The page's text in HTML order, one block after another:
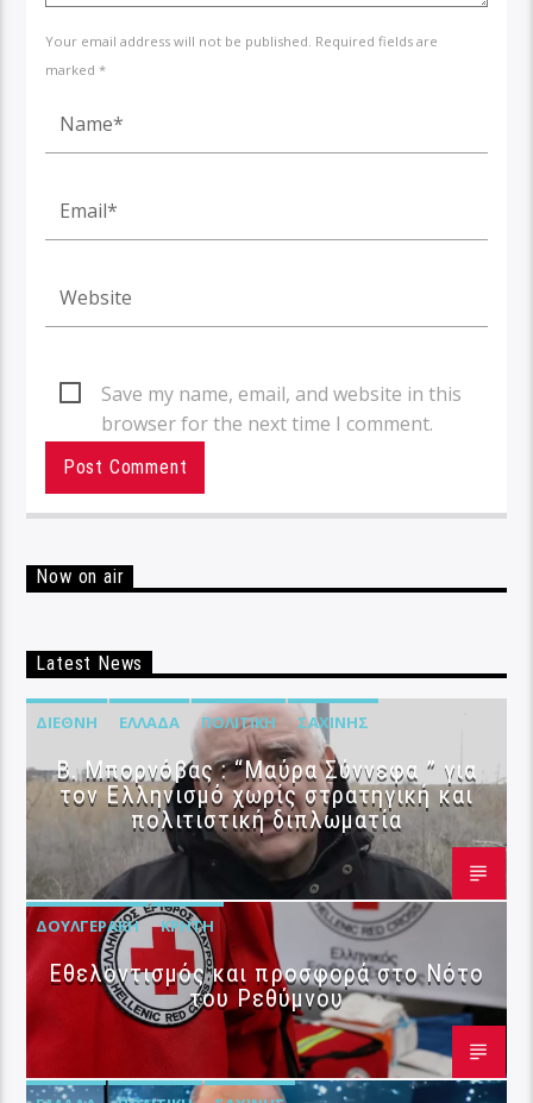
Your email address will not be published. Required fields are
marked *
Save my name, email, and website in this
browser for the next time I comment.
Now on air
Latest News
ΔΙΕΘΝΉ ΕΛΛΆΔΑ ΠΟΛΙΤΙΚΉ ΣΑΧΊΝΗΣ
B. Μπορνόβας : “Μαύρα Σύννεφα ” για
τον Ελληνισμό χωρίς στρατηγική και
πολιτιστική διπλωματία
ΔΟΥΛΓΕΡΆΚΗ ΚΡΉΤΗ
Εθελοντισμός και προσφορά στο Νότο
του Ρεθύμνου